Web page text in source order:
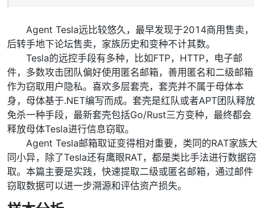
Agent Tesla远比较悠久，最早发现于2014商用售卖，
后转手地下论坛售卖，家族历史和变种不计其数。
Tesla的远控手段有多种，比如FTP，HTTP，电子邮
件，多数攻击团队偏好使用匿名邮箱，善用匿名和二级邮箱
作为窃取用户隐私。喜欢多层套壳，套壳并不属于母体本
身，母体基于.NET编写而成。套壳是红队或者APT团队释放
免杀一种手段，最新套壳包括Go/Rust三方变种，最终都会
释放母体Tesla进行信息窃取。
Agent Tesla邮箱取证变得相对重要，类同的RAT家族大
同小异，除了Tesla还有鹰眼RAT，都是类比手法进行数据窃
取。本篇主要是实践，快速提取二级或匿名邮箱，通过邮件
窃取数据可以进一步溯源和评估资产损失。